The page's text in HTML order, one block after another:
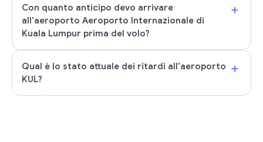
Con quanto anticipo devo arrivare
all'aeroporto Aeroporto Internazionale di
Kuala Lumpur prima del volo?
+
Qual è lo stato attuale dei ritardi all'aeroporto
KUL?
+